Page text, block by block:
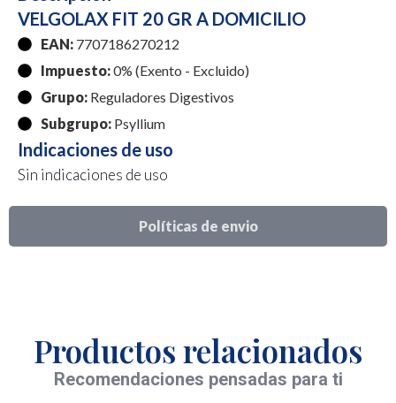
Políticas de envio
VELGOLAX FIT 20 GR A DOMICILIO
EAN: 7707186270212
Impuesto:0% (Exento - Excluido)
Grupo: Reguladores Digestivos
Subgrupo: Psyllium
Indicaciones de uso
Sin indicaciones de uso
Productos relacionados
Recomendaciones pensadas para ti